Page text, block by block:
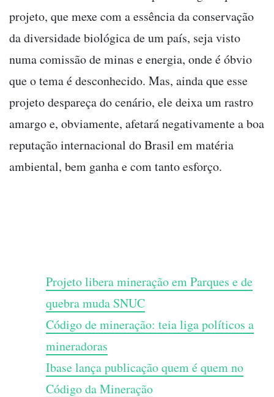
projeto, que mexe com a essência da conservação
da diversidade biológica de um país, seja visto
numa comissão de minas e energia, onde é óbvio
que o tema é desconhecido. Mas, ainda que esse
projeto despareça do cenário, ele deixa um rastro
amargo e, obviamente, afetará negativamente a boa
reputação internacional do Brasil em matéria
ambiental, bem ganha e com tanto esforço.
Projeto libera mineração em Parques e de
quebra muda SNUC
Código de mineração: teia liga políticos a
mineradoras
Ibase lança publicação quem é quem no
Código da Mineração